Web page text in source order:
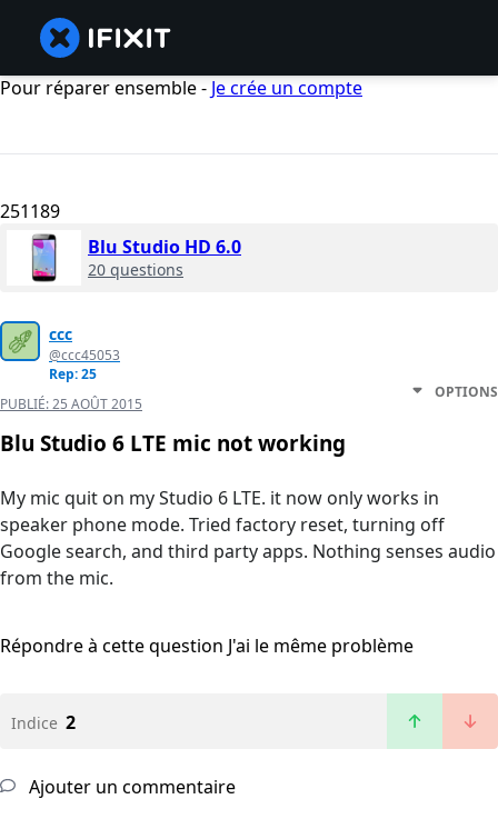
Pour réparer ensemble - Je crée un compte
251189
Blu Studio HD 6.0
20 questions
ccc
@ccc45053
Rep: 25
PUBLIÉ:25 AOÛT 2015
OPTIONS
Blu Studio 6 LTE mic not working
My mic quit on my Studio 6 LTE. it now only works in
speaker phone mode. Tried factory reset, turning off
Google search, and third party apps. Nothing senses audio
from the mic.
Répondre à cette question J'ai le même problème
Indice 2
Ajouter un commentaire